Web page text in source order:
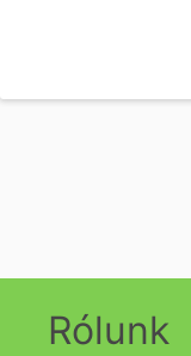
Rólunk